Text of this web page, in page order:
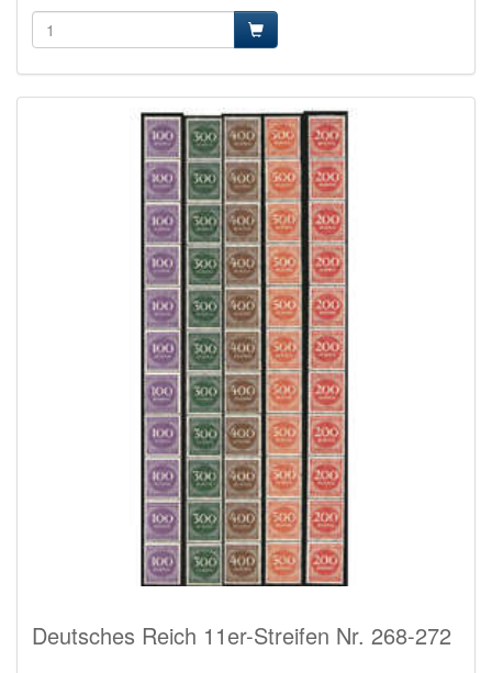
Deutsches Reich 11er-Streifen Nr. 268-272